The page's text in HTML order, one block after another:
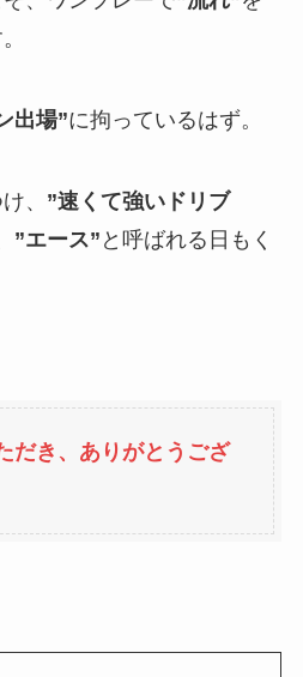
出場”に拘っているはず。
、 ”速くて強いドリブ
”エース” と呼ばれる日もく
だき、ありがとうござ